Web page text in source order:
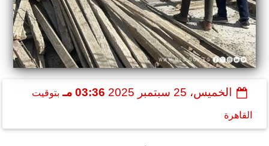
الخميس، 25 سبتمبر 2025 03:36 مـ بتوقيت
القاهرة